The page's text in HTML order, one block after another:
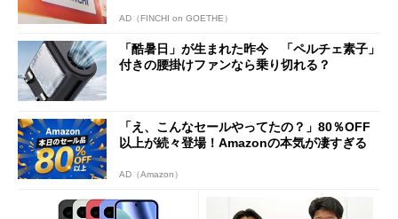
AD（FINCHI on GOETHE）
「酷暑日」が生まれた昨今 「ペルチェ素子」
付きの腰掛けファンなら乗り切れる？
「え、こんなセールやってたの？」80％OFF
以上が続々登場！Amazonの本気が凄すぎる
AD（Amazon）